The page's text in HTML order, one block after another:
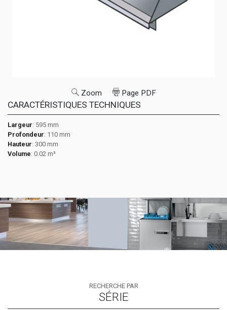
Zoom Page PDF
CARACTÉRISTIQUES TECHNIQUES
Largeur: 595 mm
Profondeur: 110 mm
Hauteur: 300 mm
Volume: 0.02 m³
RECHERCHE PAR
SÉRIE